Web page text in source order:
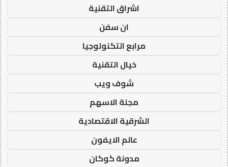
اشراق التقنية
ان سفن
مرابع التكنولوجيا
خيال التقنية
شوف ويب
مجلة الاسهم
الشرقية الاقتصادية
عالم الايفون
مدونة كوكان